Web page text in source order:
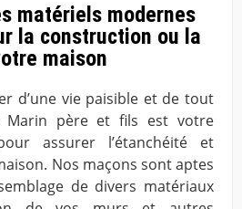
matériels modernes
la construction ou la
maison
d’une vie paisible et de tout
Marin père et fils est votre
assurer l’étanchéité et
Nos maçons sont aptes
de divers matériaux